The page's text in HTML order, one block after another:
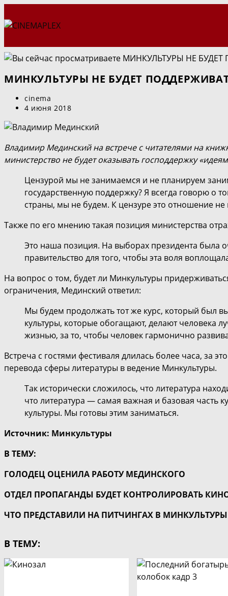
к
МИНКУЛЬТУРЫ НЕ БУДЕТ
Автор
записи:
cinema
Запись
4 июня 2018
Владимир Мединский на встрече с читателями на
министерство не будет оказывать господдержку
Цензурой мы не занимаемся и не планируем
государственную поддержку? Я всегда говорю о
страны, мы не будем. К цензуре это отношение не
Также по его мнению такая позиция министерства
Это наша позиция. На выборах президента была
правительство для того, чтобы эта воля
На вопрос о том, будет ли Минкультуры
ограничения, Мединский ответил:
Мы будем продолжать тот же курс, который был
культуры, которые обогащают, делают
жизнью, за то, чтобы человек гармонично
Встреча с гостями фестиваля длилась более часа, за
перевода сферы литературы в ведение Минкультуры.
Так исторически сложилось, что литература
что литература — самая важная и базовая часть
культуры. Мы готовы этим заниматься.
Источник: Минкультуры
В ТЕМУ:
ГОЛОДЕЦ ОЦЕНИЛА РАБОТУ МЕДИНСКОГО
ОТДЕЛ ПРОПАГАНДЫ БУДЕТ КОНТРОЛИРОВАТЬ
ЧТО ПРЕДСТАВИЛИ НА ПИТЧИНГАХ В МИНКУЛЬТУРЫ
В ТЕМУ: